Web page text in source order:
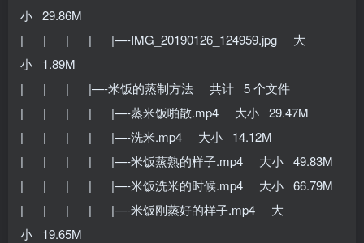
小 29.86M
| | | | |—-IMG_20190126_124959.jpg 大
小 1.89M
| | | |—-米饭的蒸制方法 共计 5 个文件
| | | | |—-蒸米饭啪散.mp4 大小 29.47M
| | | | |—-洗米.mp4 大小 14.12M
| | | | |—-米饭蒸熟的样子.mp4 大小 49.83M
| | | | |—-米饭洗米的时候.mp4 大小 66.79M
| | | | |—-米饭刚蒸好的样子.mp4 大
小 19.65M